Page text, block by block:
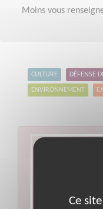
Moins vous
CULTURE DÉFENSE
ENVIRONNEMENT
Aucun
Code
Ce